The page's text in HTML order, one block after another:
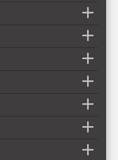






